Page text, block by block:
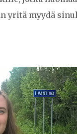
yritä myydä